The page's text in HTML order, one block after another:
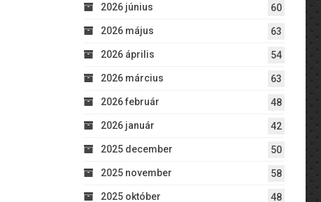
2026 június 60
2026 május 63
2026 április 54
2026 március 63
2026 február 48
2026 január 42
2025 december 50
2025 november 58
2025 október 48